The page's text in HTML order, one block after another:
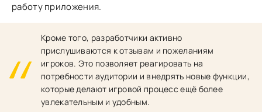
работу приложения.
Кроме того, разработчики активно
прислушиваются к отзывам и пожеланиям
игроков. Это позволяет реагировать на
потребности аудитории и внедрять новые функции,
которые делают игровой процесс ещё более
увлекательным и удобным.